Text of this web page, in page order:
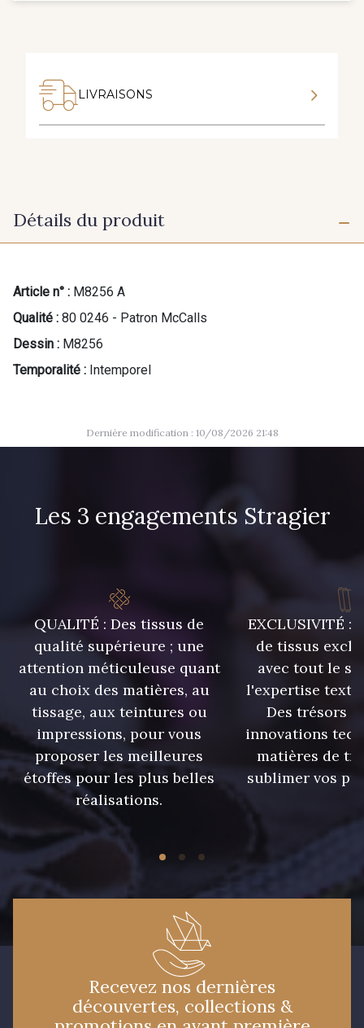
LIVRAISONS
Détails du produit
Article n° : M8256 A
Qualité : 80 0246 - Patron McCalls
Dessin : M8256
Temporalité : Intemporel
Dernière modification : 10/08/2026 21:48
Les 3 engagements Stragier
QUALITÉ : Des tissus de
qualité supérieure ; une
attention méticuleuse quant
au choix des matières, au
tissage, aux teintures ou
impressions, pour vous
proposer les meilleures
étoffes pour les plus belles
réalisations.
EXCLUSIVITÉ :
de tissus
avec tout le
l'expertise
Des trésors
innovations
matières de
sublimer vos
Recevez nos dernières
découvertes, collections &